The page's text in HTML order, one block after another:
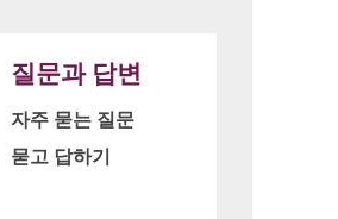
질문과 답변
자주 묻는 질문
묻고 답하기